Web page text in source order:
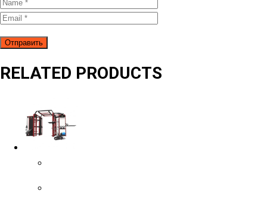
RELATED PRODUCTS